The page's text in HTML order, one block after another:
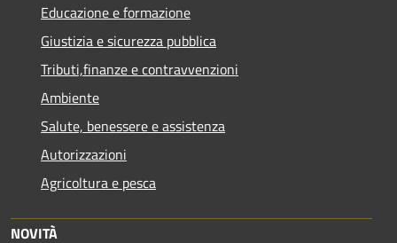
Educazione e formazione
Giustizia e sicurezza pubblica
Tributi,finanze e contravvenzioni
Ambiente
Salute, benessere e assistenza
Autorizzazioni
Agricoltura e pesca
NOVITÀ